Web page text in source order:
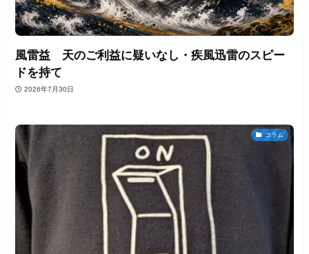
風雷益 天のご利益に疑いなし・疾風迅雷のスピー
ドを持て
2026年7月30日
コラム